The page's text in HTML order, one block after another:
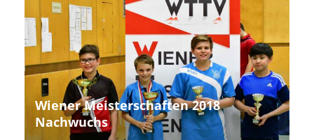
Wiener Meisterschaften 2018
Nachwuchs